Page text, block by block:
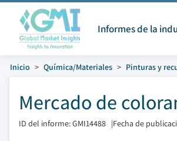
Informes de la
Inicio Química/Materiales Pinturas y
Mercado de
ID del informe: GMI14488 |Fecha de